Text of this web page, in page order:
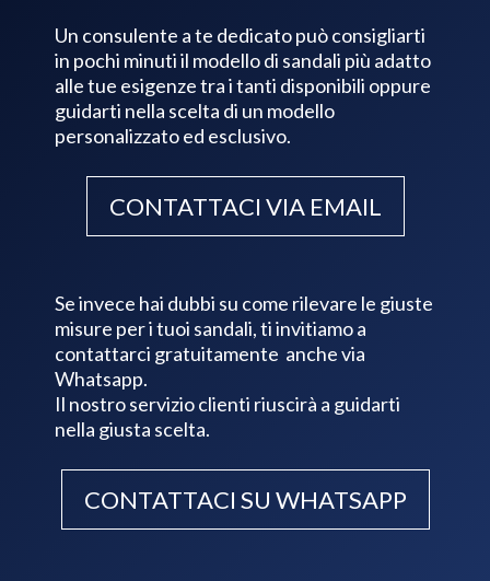
Un consulente a te dedicato può consigliarti
in pochi minuti il modello di sandali più adatto
alle tue esigenze tra i tanti disponibili oppure
guidarti nella scelta di un modello
personalizzato ed esclusivo.
CONTATTACI VIA EMAIL
Se invece hai dubbi su come rilevare le giuste
misure per i tuoi sandali, ti invitiamo a
contattarci gratuitamente anche via
Whatsapp.
Il nostro servizio clienti riuscirà a guidarti
nella giusta scelta.
CONTATTACI SU WHATSAPP